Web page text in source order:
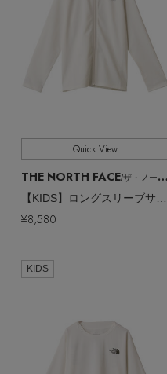
Quick View
THE NORTH FACE/ザ・ノース・フェイス
¥8,580
KIDS